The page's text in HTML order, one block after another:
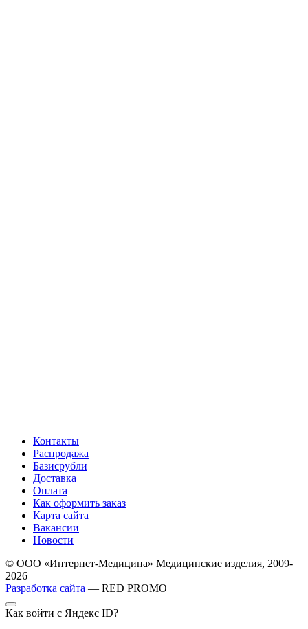
Контакты
Распродажа
Базисрубли
Доставка
Оплата
Как оформить заказ
Карта сайта
Вакансии
Новости
© ООО «Интернет-Медицина» Медицинские изделия, 2009-
2026
Разработка сайта — RED PROMO
Как войти с Яндекс ID?